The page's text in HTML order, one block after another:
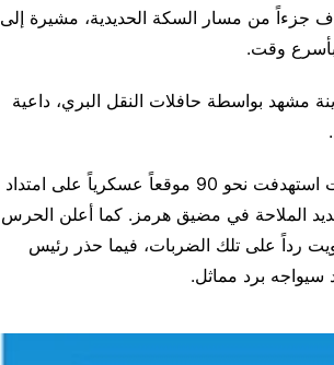
جزءاً من مسار السكة الحديدية، مشيرة إلى
بأسرع وقت.
مشهد بواسطة حافلات النقل البري، داعية
وفي المقابل، أعلن الجيش الأميركي انتهاء جولة جديدة من الضربات استهدفت نحو 90 موقعاً عسكرياً على امتداد
الملاحة في مضيق هرمز. كما أعلن الحرس
رداً على تلك الضربات، فيما حذر رئيس
سيواجه برد مماثل.